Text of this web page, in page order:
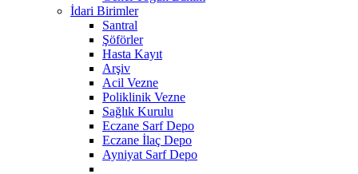
İdari Birimler
Santral
Şöförler
Hasta Kayıt
Arşiv
Acil Vezne
Poliklinik Vezne
Sağlık Kurulu
Eczane Sarf Depo
Eczane İlaç Depo
Ayniyat Sarf Depo